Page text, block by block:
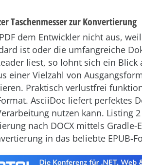
Taschenmesser zur Konvertierung
dem Entwickler nicht aus,
ist oder die umfangreiche
liest, so lohnt sich ein Blick
einer Vielzahl von
Praktisch verlustfrei
AsciiDoc liefert perfektes
nutzen kann. Listing
nach DOCX mittels Gradle-
in das beliebte EPUB-